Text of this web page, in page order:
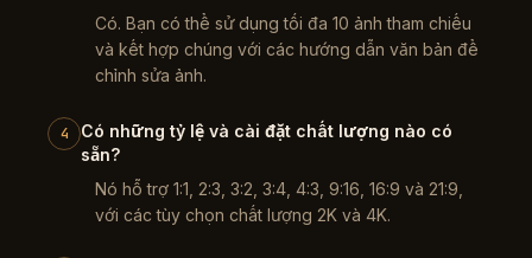
Có. Bạn có thể sử dụng tối đa 10 ảnh tham chiếu
và kết hợp chúng với các hướng dẫn văn bản để
chỉnh sửa ảnh.
4
Có những tỷ lệ và cài đặt chất lượng nào có
sẵn?
Nó hỗ trợ 1:1, 2:3, 3:2, 3:4, 4:3, 9:16, 16:9 và 21:9,
với các tùy chọn chất lượng 2K và 4K.